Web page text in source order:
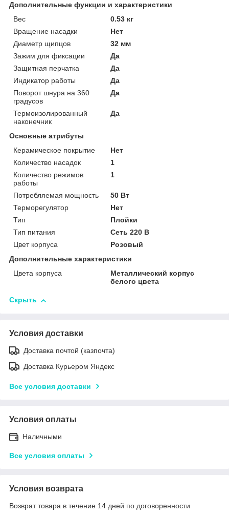
Дополнительные функции и характеристики
Вес
0.53 кг
Вращение насадки
Нет
Диаметр щипцов
32 мм
Зажим для фиксации
Да
Защитная перчатка
Да
Индикатор работы
Да
Поворот шнура на 360
градусов
Да
Термоизолированный
наконечник
Да
Основные атрибуты
Керамическое покрытие
Нет
Количество насадок
1
Количество режимов
работы
1
Потребляемая мощность
50 Вт
Терморегулятор
Нет
Тип
Плойки
Тип питания
Сеть 220 В
Цвет корпуса
Розовый
Дополнительные характеристики
Цвета корпуса
Металлический корпус
белого цвета
Скрыть
Условия доставки
Доставка почтой (казпочта)
Доставка Курьером Яндекс
Все условия доставки
Условия оплаты
Наличными
Все условия оплаты
Условия возврата
Возврат товара в течение 14 дней по договоренности